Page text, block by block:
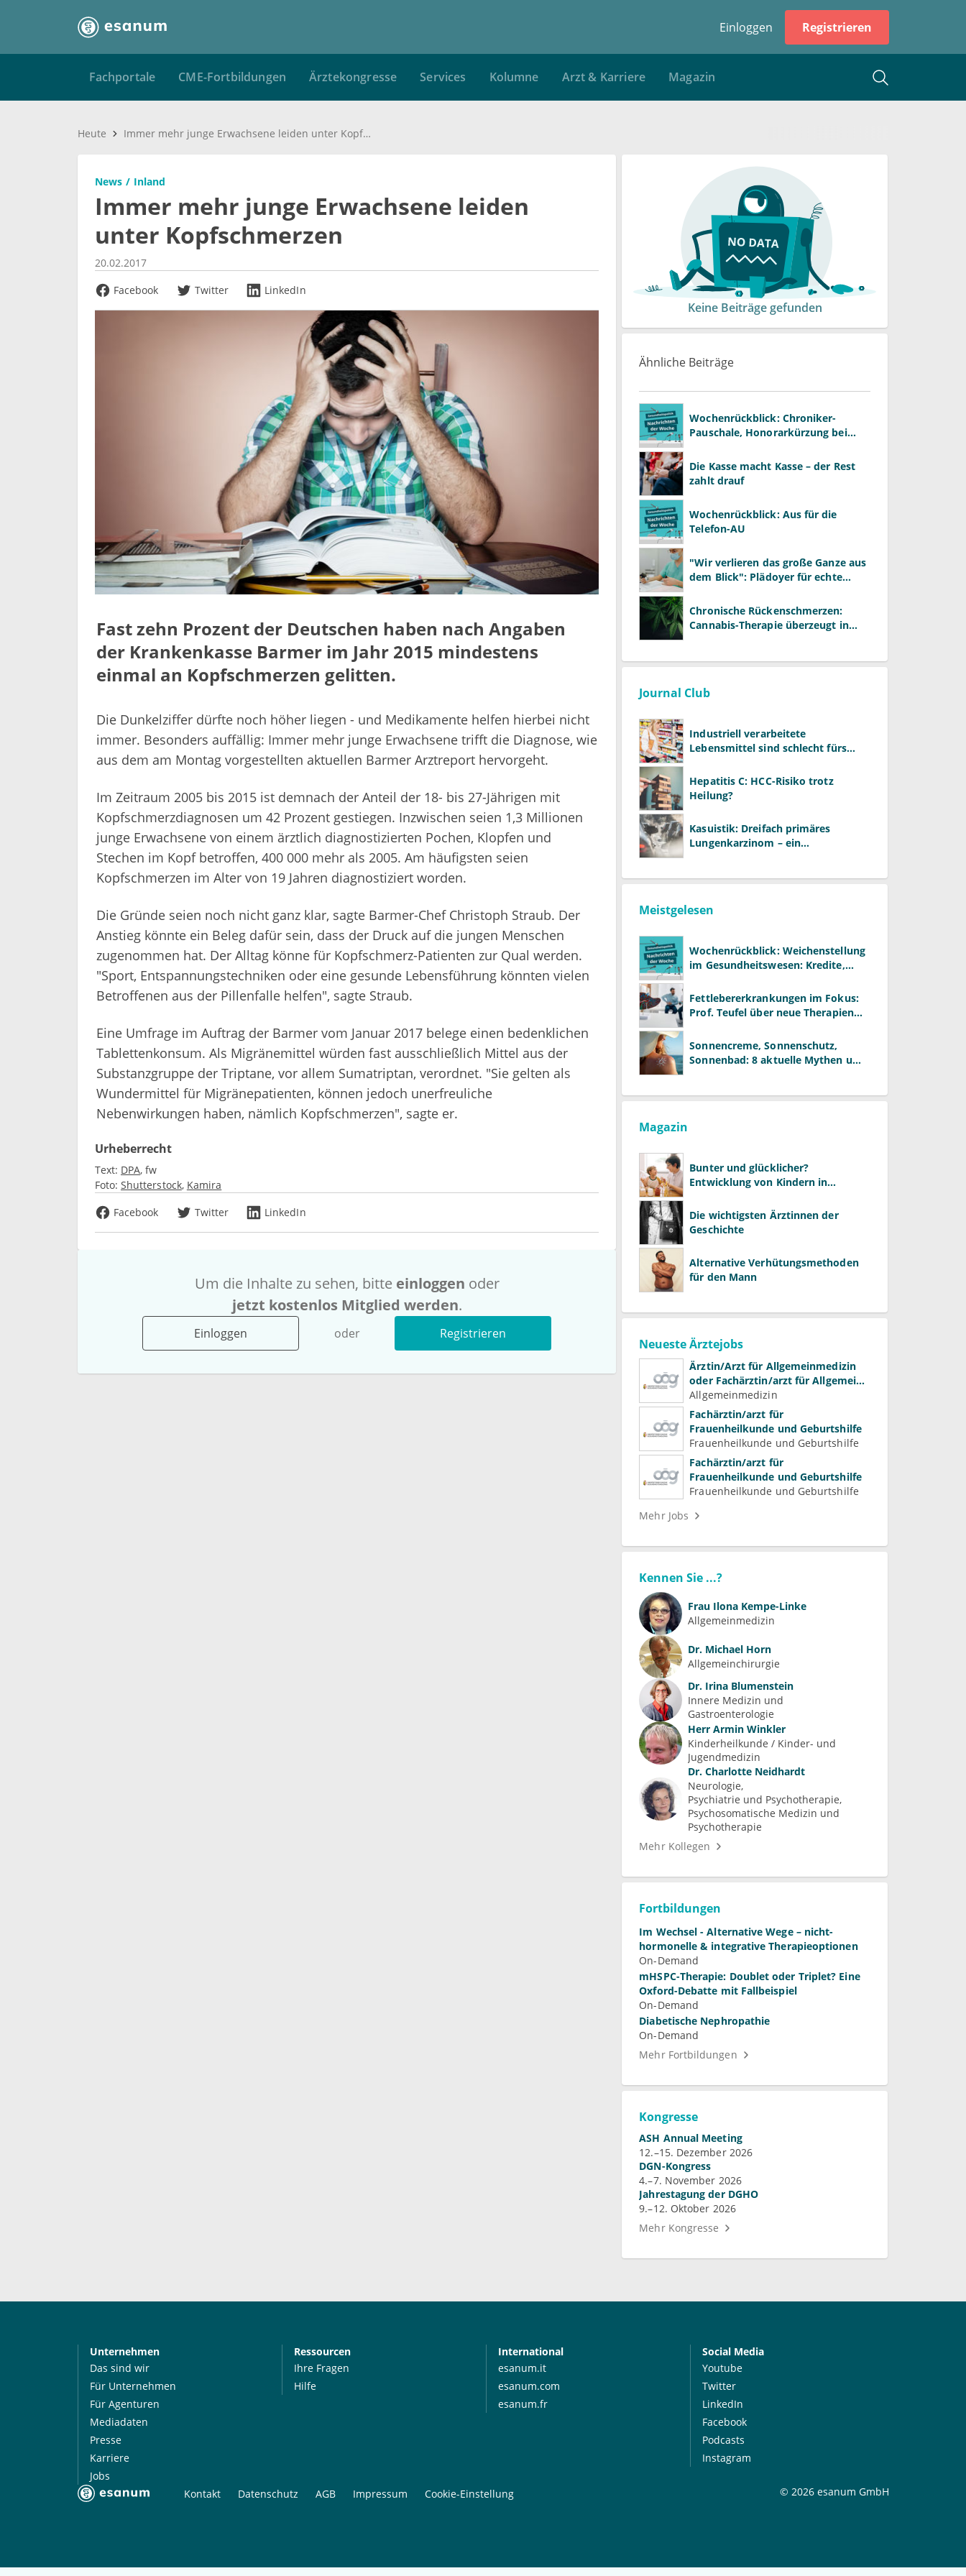
Einloggen Registrieren
Fachportale CME-Fortbildungen Ärztekongresse Services Kolumne Arzt & Karriere Magazin
Heute Immer mehr junge Erwachsene leiden unter Kopfschmerzen
News Inland
Immer mehr junge Erwachsene leiden
unter Kopfschmerzen
20.02.2017
Facebook
Twitter LinkedIn
Fast zehn Prozent der Deutschen haben nach Angaben
der Krankenkasse Barmer im Jahr 2015 mindestens
einmal an Kopfschmerzen gelitten.
Die Dunkelziffer dürfte noch höher liegen - und Medikamente helfen hierbei nicht
immer. Besonders auffällig: Immer mehr junge Erwachsene trifft die Diagnose, wie
aus dem am Montag vorgestellten aktuellen Barmer Arztreport hervorgeht.
Im Zeitraum 2005 bis 2015 ist demnach der Anteil der 18- bis 27-Jährigen mit
Kopfschmerzdiagnosen um 42 Prozent gestiegen. Inzwischen seien 1,3 Millionen
junge Erwachsene von einem ärztlich diagnostizierten Pochen, Klopfen und
Stechen im Kopf betroffen, 400 000 mehr als 2005. Am häufigsten seien
Kopfschmerzen im Alter von 19 Jahren diagnostiziert worden.
Die Gründe seien noch nicht ganz klar, sagte Barmer-Chef Christoph Straub. Der
Anstieg könnte ein Beleg dafür sein, dass der Druck auf die jungen Menschen
zugenommen hat. Der Alltag könne für Kopfschmerz-Patienten zur Qual werden.
"Sport, Entspannungstechniken oder eine gesunde Lebensführung könnten vielen
Betroffenen aus der Pillenfalle helfen", sagte Straub.
Eine Umfrage im Auftrag der Barmer vom Januar 2017 belege einen bedenklichen
Tablettenkonsum. Als Migränemittel würden fast ausschließlich Mittel aus der
Substanzgruppe der Triptane, vor allem Sumatriptan, verordnet. "Sie gelten als
Wundermittel für Migränepatienten, können jedoch unerfreuliche
Nebenwirkungen haben, nämlich Kopfschmerzen", sagte er.
Urheberrecht
Text: DPA fw
Foto: Shutterstock Kamira
Facebook
Twitter LinkedIn
Um die Inhalte zu sehen, bitte einloggen oder
jetzt kostenlos Mitglied werden.
Einloggen oder Registrieren
Keine Beiträge gefunden
Ähnliche Beiträge
Wochenrückblick: Chroniker-
Pauschale, Honorarkürzung bei
Die Kasse macht Kasse – der Rest
zahlt drauf
Wochenrückblick: Aus für die
Telefon-AU
"Wir verlieren das große Ganze aus
dem Blick": Plädoyer für echte
Chronische Rückenschmerzen:
Cannabis-Therapie überzeugt in
Journal Club
Industriell verarbeitete
Lebensmittel sind schlecht fürs
Hepatitis C: HCC-Risiko trotz
Heilung?
Kasuistik: Dreifach primäres
Lungenkarzinom – ein
Meistgelesen
Wochenrückblick: Weichenstellung
im Gesundheitswesen: Kredite,
Fettlebererkrankungen im Fokus:
Prof. Teufel über neue Therapien
Sonnencreme, Sonnenschutz,
Sonnenbad: 8 aktuelle Mythen und
Magazin
Bunter und glücklicher?
Entwicklung von Kindern in
Die wichtigsten Ärztinnen der
Geschichte
Alternative Verhütungsmethoden
für den Mann
Neueste Ärztejobs
Ärztin/Arzt für Allgemeinmedizin
oder Fachärztin/arzt für Allgemein-
und Familienmedizin für
Psychiatrie und
Psychotherapeutische Medizin
Allgemeinmedizin
Fachärztin/arzt für
Frauenheilkunde und Geburtshilfe
Frauenheilkunde und Geburtshilfe
Fachärztin/arzt für
Frauenheilkunde und Geburtshilfe
Frauenheilkunde und Geburtshilfe
Mehr Jobs
Kennen Sie ...?
Frau Ilona Kempe-Linke
Allgemeinmedizin
Dr. Michael Horn
Allgemeinchirurgie
Dr. Irina Blumenstein
Innere Medizin und
Gastroenterologie
Herr Armin Winkler
Kinderheilkunde / Kinder- und
Jugendmedizin
Dr. Charlotte Neidhardt
Neurologie
Psychiatrie und Psychotherapie
Psychosomatische Medizin und
Psychotherapie
Mehr Kollegen
Fortbildungen
Im Wechsel - Alternative Wege – nicht-
hormonelle & integrative Therapieoptionen
On-Demand
mHSPC-Therapie: Doublet oder Triplet? Eine
Oxford-Debatte mit Fallbeispiel
On-Demand
Diabetische Nephropathie
On-Demand
Mehr Fortbildungen
Kongresse
ASH Annual Meeting
12.–15. Dezember 2026
DGN-Kongress
4.–7. November 2026
Jahrestagung der DGHO
9.–12. Oktober 2026
Mehr Kongresse
Unternehmen
Das sind wir
Für Unternehmen
Für Agenturen
Mediadaten
Presse
Karriere
Jobs
Ressourcen
Ihre Fragen
Hilfe
International
esanum.it
esanum.com
esanum.fr
Social Media
Youtube
Twitter
LinkedIn
Facebook
Podcasts
Instagram
Kontakt Datenschutz AGB Impressum Cookie-Einstellung © 2026 esanum GmbH